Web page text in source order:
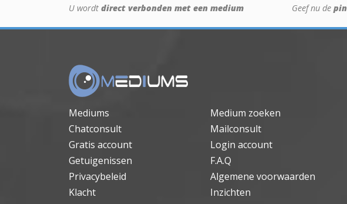
U wordt direct verbonden met een medium
Geef nu de
Mediums Medium zoeken
Chatconsult
Mailconsult
Gratis account
Login account
Getuigenissen
F.A.Q
Privacybeleid
Algemene voorwaarden
Klacht
Inzichten